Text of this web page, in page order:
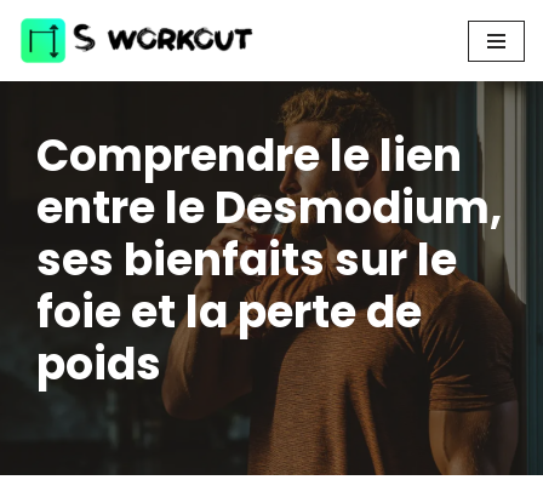
Aller
Comprendre le lien
entre le Desmodium,
ses bienfaits sur le
foie et la perte de
poids